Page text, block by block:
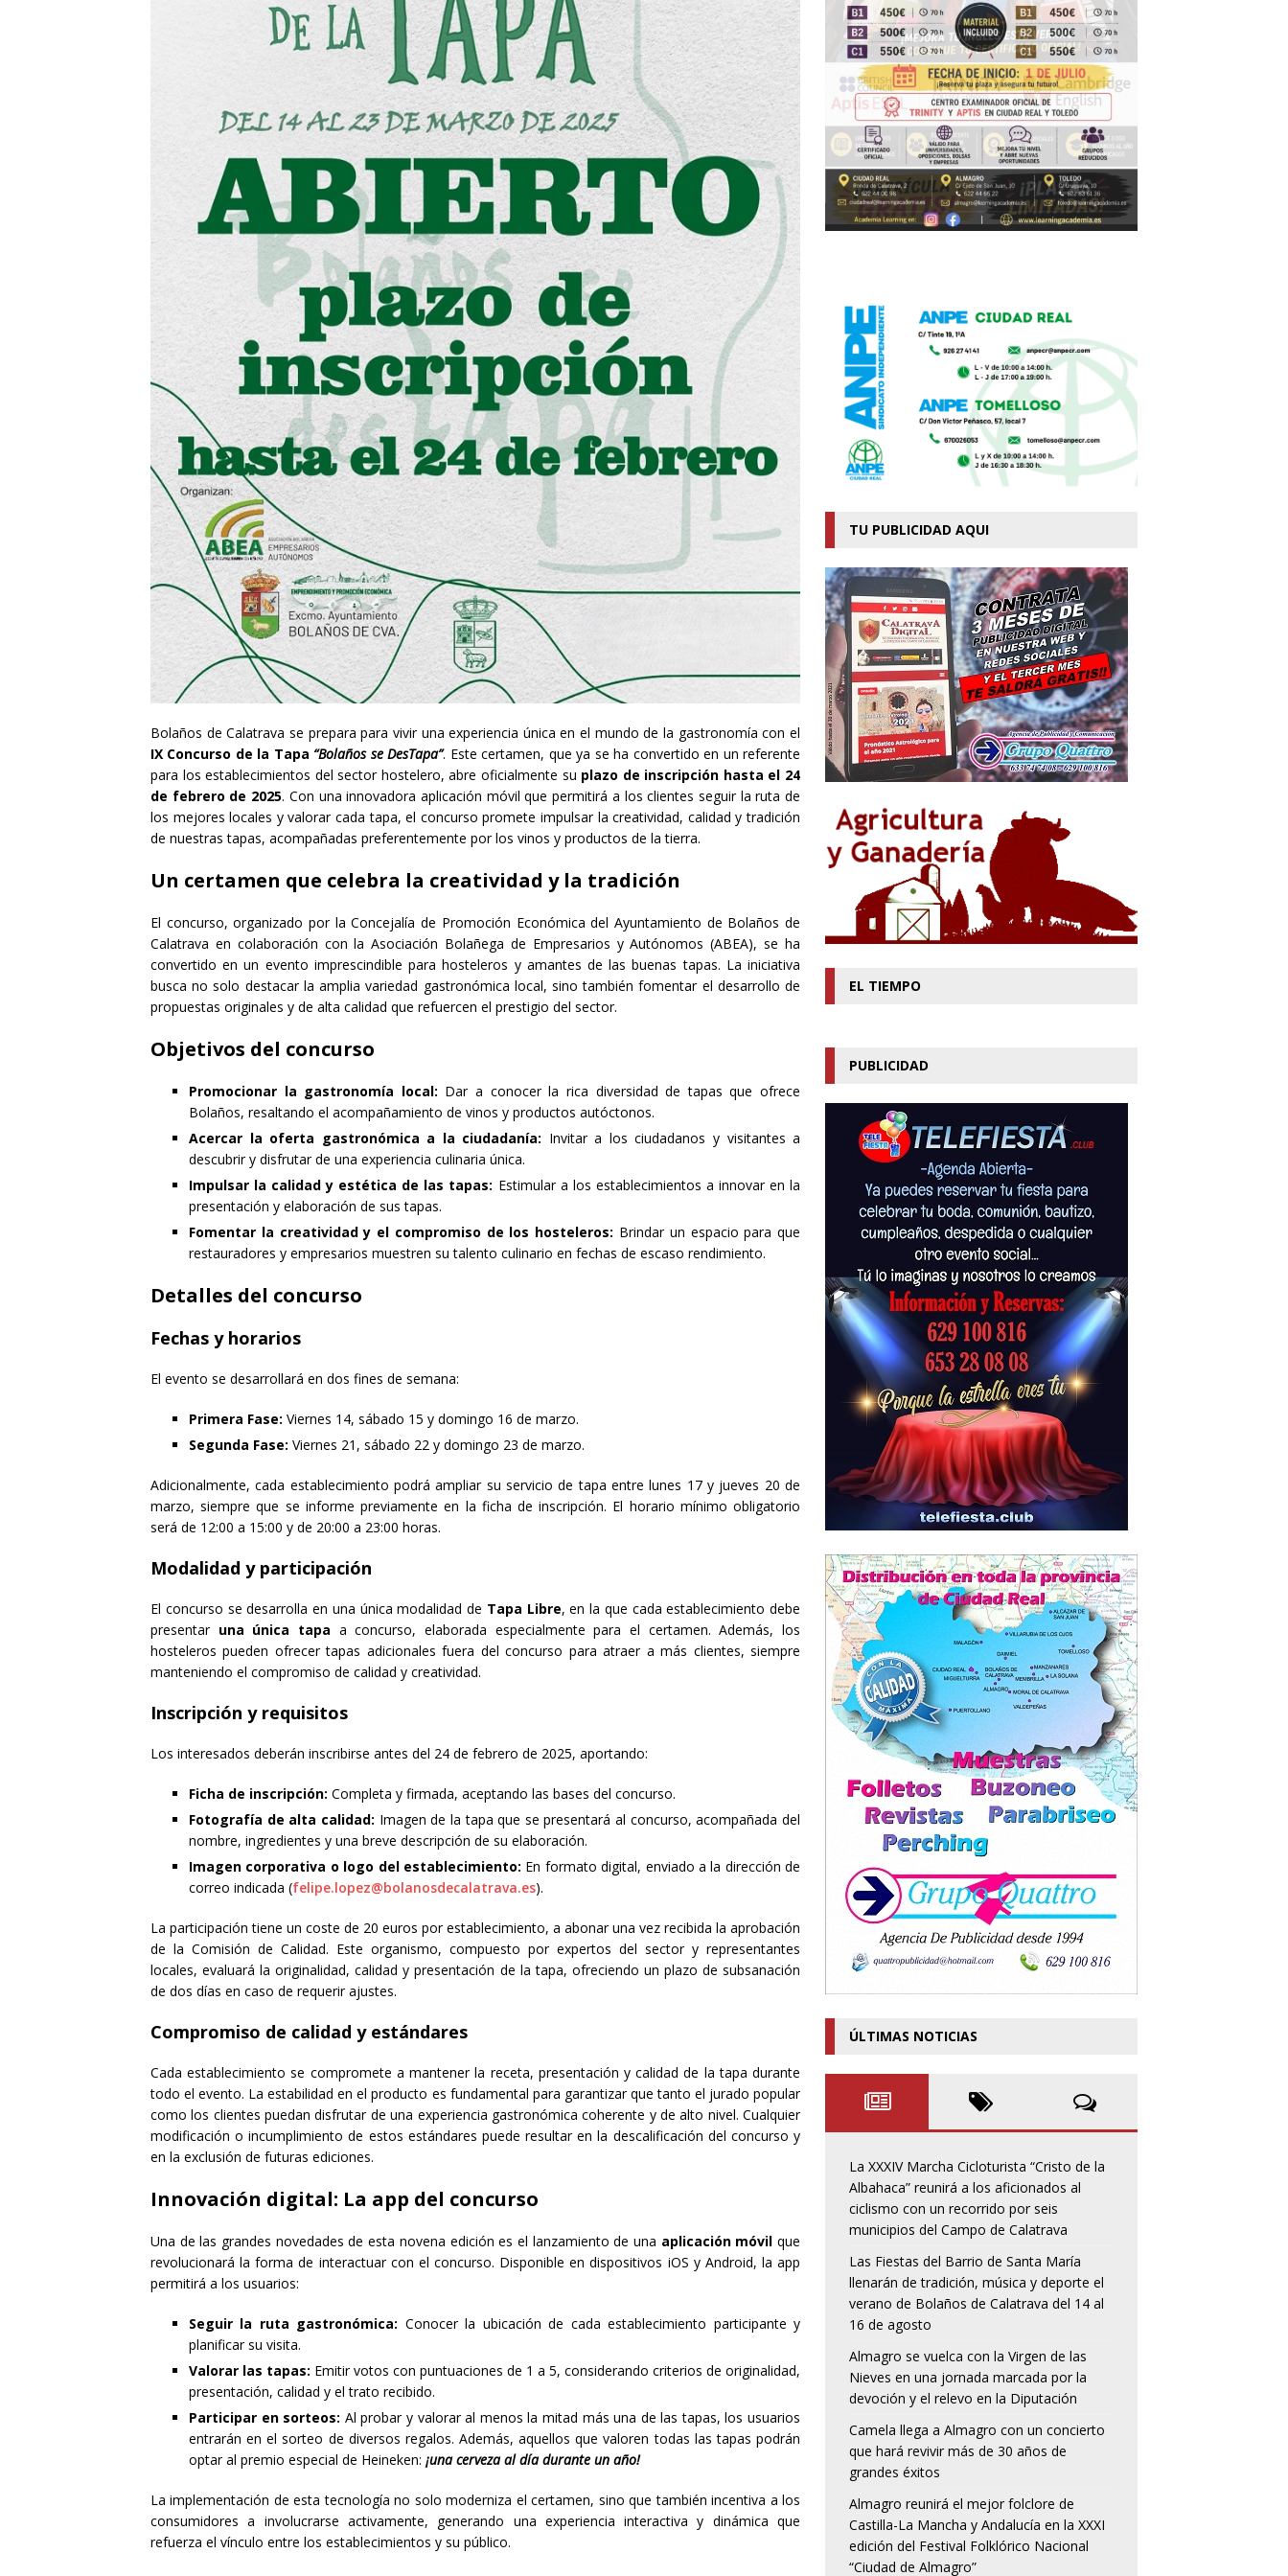
Bolaños de Calatrava se prepara para vivir una experiencia única en el mundo de la gastronomía con el
IX Concurso de la Tapa “Bolaños se DesTapa”. Este certamen, que ya se ha convertido en un referente
para los establecimientos del sector hostelero, abre oficialmente su plazo de inscripción hasta el 24
de febrero de 2025. Con una innovadora aplicación móvil que permitirá a los clientes seguir la ruta de
los mejores locales y valorar cada tapa, el concurso promete impulsar la creatividad, calidad y tradición
de nuestras tapas, acompañadas preferentemente por los vinos y productos de la tierra.
Un certamen que celebra la creatividad y la tradición
El concurso, organizado por la Concejalía de Promoción Económica del Ayuntamiento de Bolaños de
Calatrava en colaboración con la Asociación Bolañega de Empresarios y Autónomos (ABEA), se ha
convertido en un evento imprescindible para hosteleros y amantes de las buenas tapas. La iniciativa
busca no solo destacar la amplia variedad gastronómica local, sino también fomentar el desarrollo de
propuestas originales y de alta calidad que refuercen el prestigio del sector.
Objetivos del concurso
Promocionar la gastronomía local: Dar a conocer la rica diversidad de tapas que ofrece
Bolaños, resaltando el acompañamiento de vinos y productos autóctonos.
Acercar la oferta gastronómica a la ciudadanía: Invitar a los ciudadanos y visitantes a
descubrir y disfrutar de una experiencia culinaria única.
Impulsar la calidad y estética de las tapas: Estimular a los establecimientos a innovar en la
presentación y elaboración de sus tapas.
Fomentar la creatividad y el compromiso de los hosteleros: Brindar un espacio para que
restauradores y empresarios muestren su talento culinario en fechas de escaso rendimiento.
Detalles del concurso
Fechas y horarios
El evento se desarrollará en dos fines de semana:
Primera Fase: Viernes 14, sábado 15 y domingo 16 de marzo.
Segunda Fase: Viernes 21, sábado 22 y domingo 23 de marzo.
Adicionalmente, cada establecimiento podrá ampliar su servicio de tapa entre lunes 17 y jueves 20 de
marzo, siempre que se informe previamente en la ficha de inscripción. El horario mínimo obligatorio
será de 12:00 a 15:00 y de 20:00 a 23:00 horas.
Modalidad y participación
El concurso se desarrolla en una única modalidad de Tapa Libre, en la que cada establecimiento debe
presentar una única tapa a concurso, elaborada especialmente para el certamen. Además, los
hosteleros pueden ofrecer tapas adicionales fuera del concurso para atraer a más clientes, siempre
manteniendo el compromiso de calidad y creatividad.
Inscripción y requisitos
Los interesados deberán inscribirse antes del 24 de febrero de 2025, aportando:
Ficha de inscripción: Completa y firmada, aceptando las bases del concurso.
Fotografía de alta calidad: Imagen de la tapa que se presentará al concurso, acompañada del
nombre, ingredientes y una breve descripción de su elaboración.
Imagen corporativa o logo del establecimiento: En formato digital, enviado a la dirección de
correo indicada (felipe.lopez@bolanosdecalatrava.es).
La participación tiene un coste de 20 euros por establecimiento, a abonar una vez recibida la aprobación
de la Comisión de Calidad. Este organismo, compuesto por expertos del sector y representantes
locales, evaluará la originalidad, calidad y presentación de la tapa, ofreciendo un plazo de subsanación
de dos días en caso de requerir ajustes.
Compromiso de calidad y estándares
Cada establecimiento se compromete a mantener la receta, presentación y calidad de la tapa durante
todo el evento. La estabilidad en el producto es fundamental para garantizar que tanto el jurado popular
como los clientes puedan disfrutar de una experiencia gastronómica coherente y de alto nivel. Cualquier
modificación o incumplimiento de estos estándares puede resultar en la descalificación del concurso y
en la exclusión de futuras ediciones.
Innovación digital: La app del concurso
Una de las grandes novedades de esta novena edición es el lanzamiento de una aplicación móvil que
revolucionará la forma de interactuar con el concurso. Disponible en dispositivos iOS y Android, la app
permitirá a los usuarios:
Seguir la ruta gastronómica: Conocer la ubicación de cada establecimiento participante y
planificar su visita.
Valorar las tapas: Emitir votos con puntuaciones de 1 a 5, considerando criterios de originalidad,
presentación, calidad y el trato recibido.
Participar en sorteos: Al probar y valorar al menos la mitad más una de las tapas, los usuarios
entrarán en el sorteo de diversos regalos. Además, aquellos que valoren todas las tapas podrán
optar al premio especial de Heineken: ¡una cerveza al día durante un año!
La implementación de esta tecnología no solo moderniza el certamen, sino que también incentiva a los
consumidores a involucrarse activamente, generando una experiencia interactiva y dinámica que
refuerza el vínculo entre los establecimientos y su público.
TU PUBLICIDAD AQUI
EL TIEMPO
PUBLICIDAD
ÚLTIMAS NOTICIAS
La XXXIV Marcha Cicloturista “Cristo de la
Albahaca” reunirá a los aficionados al
ciclismo con un recorrido por seis
municipios del Campo de Calatrava
Las Fiestas del Barrio de Santa María
llenarán de tradición, música y deporte el
verano de Bolaños de Calatrava del 14 al
16 de agosto
Almagro se vuelca con la Virgen de las
Nieves en una jornada marcada por la
devoción y el relevo en la Diputación
Camela llega a Almagro con un concierto
que hará revivir más de 30 años de
grandes éxitos
Almagro reunirá el mejor folclore de
Castilla-La Mancha y Andalucía en la XXXI
edición del Festival Folklórico Nacional
“Ciudad de Almagro”